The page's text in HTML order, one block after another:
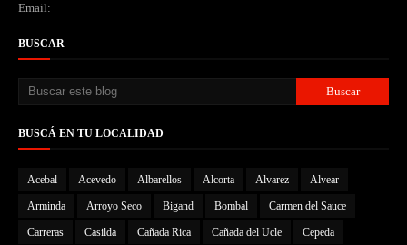
Email:
BUSCAR
BUSCÁ EN TU LOCALIDAD
Acebal Acevedo Albarellos Alcorta Alvarez Alvear
Arminda Arroyo Seco Bigand Bombal Carmen del Sauce
Carreras Casilda Cañada Rica Cañada del Ucle Cepeda